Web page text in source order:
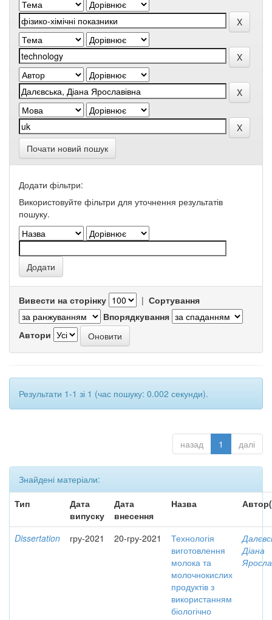
Почати новий пошук
Додати фільтри:
Використовуйте фільтри для уточнення результатів
пошуку.
Вивести на сторінку | Сортування
Впорядкування
Автори
Результати 1-1 зі 1 (час пошуку: 0.002 секунди).
назад 1 далі
Знайдені матеріали:
Тип
Дата
випуску
Дата
внесення
Назва
Dissertation гру-2021 20-гру-2021
Технологія
виготовлення
молока та
молочнокислих
продуктів з
використанням
біологічно
Діана